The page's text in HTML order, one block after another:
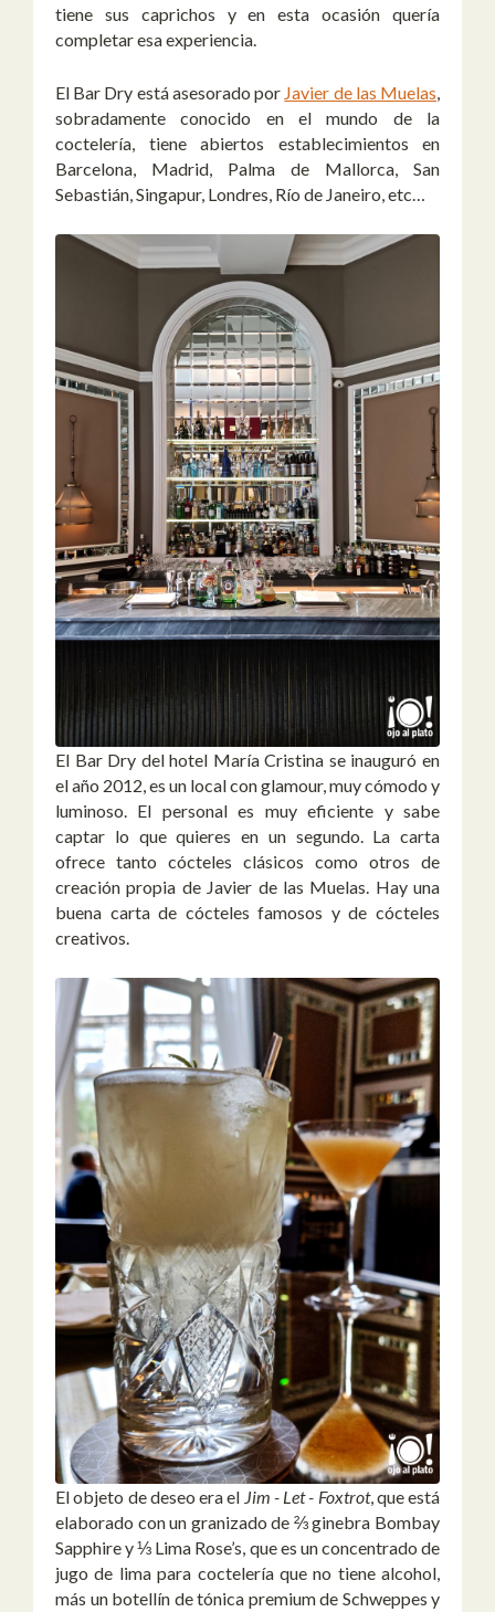
tiene sus caprichos y en esta ocasión quería
completar esa experiencia.
El Bar Dry está asesorado por Javier de las Muelas,
sobradamente conocido en el mundo de la
coctelería, tiene abiertos establecimientos en
Barcelona, Madrid, Palma de Mallorca, San
Sebastián, Singapur, Londres, Río de Janeiro, etc…
El Bar Dry del hotel María Cristina se inauguró en
el año 2012, es un local con glamour, muy cómodo y
luminoso. El personal es muy eficiente y sabe
captar lo que quieres en un segundo. La carta
ofrece tanto cócteles clásicos como otros de
creación propia de Javier de las Muelas. Hay una
buena carta de cócteles famosos y de cócteles
creativos.
El objeto de deseo era el Jim - Let - Foxtrot, que está
elaborado con un granizado de ⅔ ginebra Bombay
Sapphire y ⅓ Lima Rose’s, que es un concentrado de
jugo de lima para coctelería que no tiene alcohol,
más un botellín de tónica premium de Schweppes y